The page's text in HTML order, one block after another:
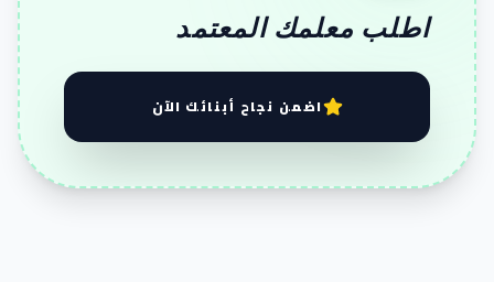
اطلب معلمك المعتمد
اضمن نجاح أبنائك الآن